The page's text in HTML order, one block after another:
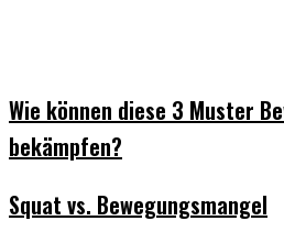
Wie können diese 3 Muster
bekämpfen?
Squat vs. Bewegungsmangel